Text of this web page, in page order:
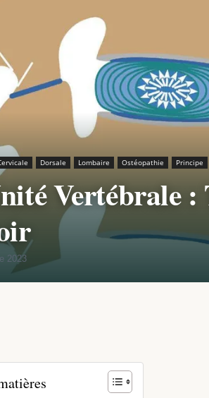
Dorsale Lombaire Ostéopathie Principe
Vertébrale :
2023